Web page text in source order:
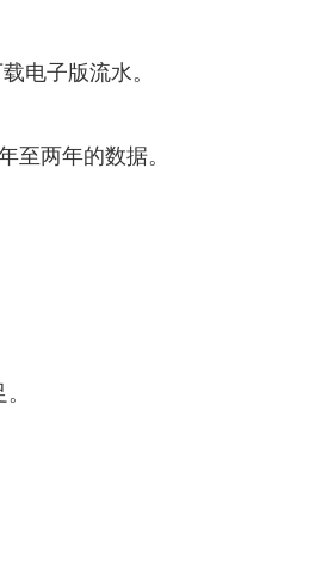
电子版流水。
至两年的数据。